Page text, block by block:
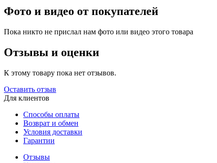
Фото и видео от покупателей
Пока никто не прислал нам фото или видео этого товара
Отзывы и оценки
К этому товару пока нет отзывов.
Оставить отзыв
Для клиентов
Способы оплаты
Возврат и обмен
Условия доставки
Гарантии
Отзывы